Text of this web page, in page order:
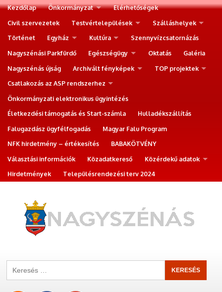
Kezdőlap Önkormányzat
Elérhetőségek
Civil szervezetek
Testvértelepülések
Szálláshelyek
Történet
Egyház Kultúra
Szennyvízcsatornázás
Nagyszénási Parkfürdő
Egészségügy Oktatás
Galéria
Nagyszénás újság
Archivált fényképek
TOP projektek
Csatlakozás az ASP rendszerhez
Önkormányzati elektronikus ügyintézés
Életkezdési támogatás és Start-számla
Hulladékszállítás
Falugazdász ügyfélfogadás
Magyar Falu Program
NFK hirdetmény – értékesítés
BABAKÖTVÉNY
Választási információk
Közadatkereső
Közérdekű adatok
Hirdetmények
Településrendezési terv 2024